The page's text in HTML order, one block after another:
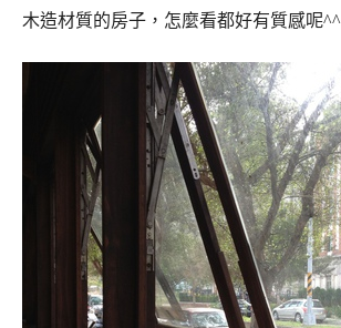
木造材質的房子，怎麼看都好有質感呢^^